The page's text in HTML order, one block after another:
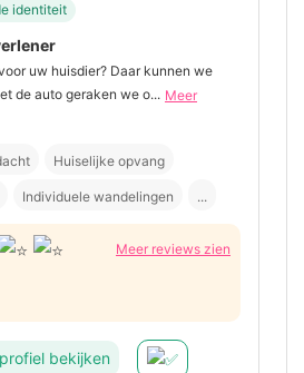
identiteit
uw huisdier? Daar kunnen we
de auto geraken we o... Meer
Huiselijke opvang
Individuele wandelingen ...
Meer reviews zien
bekijken